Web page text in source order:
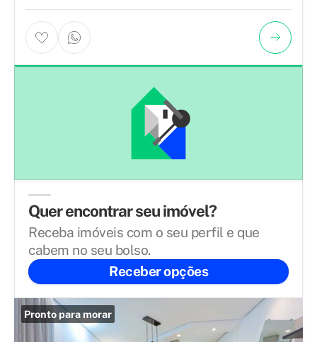
Quer encontrar seu imóvel?
Receba imóveis com o seu perfil e que
cabem no seu bolso.
Receber opções
Pronto para morar